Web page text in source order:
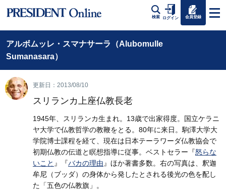
検索 ログイン 会員登録
アルボムッレ・スマナサーラ（Alubomulle
Sumanasara）
更新日：2013/08/10
スリランカ上座仏教長老
1945年、スリランカ生まれ。13歳で出家得度。国立ケラニ
ヤ大学で仏教哲学の教鞭をとる。80年に来日。駒澤大学大
学院博士課程を経て、現在は日本テーラワーダ仏教協会で
初期仏教の伝道と瞑想指導に従事。ベストセラー『怒らな
いこと 』『バカの理由 』ほか著書多数。右の写真は、釈迦
牟尼（ブッダ）の身体から発したとされる後光の色を配し
た「五色の仏教旗」。